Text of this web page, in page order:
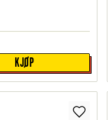
KJØP